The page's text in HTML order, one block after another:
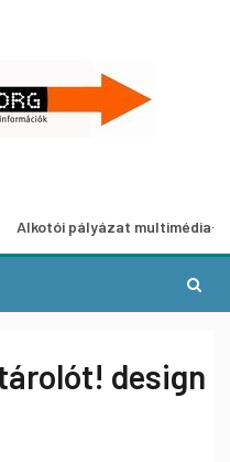
pályázat multimédia-
design